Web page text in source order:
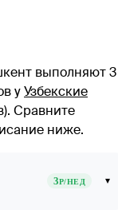
выполняют 3
уУзбекские
. Сравните
ниже.
3Р/НЕД ▾